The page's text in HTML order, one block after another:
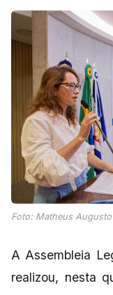
Foto: Matheus Augusto
A Assembleia
realizou, nesta